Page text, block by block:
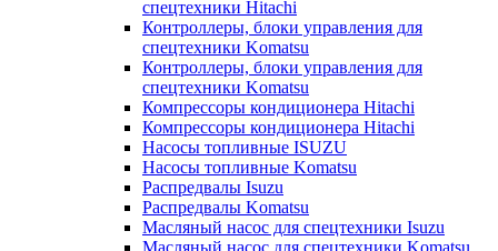
спецтехники Hitachi
Контроллеры, блоки управления для
спецтехники Komatsu
Контроллеры, блоки управления для
спецтехники Komatsu
Компрессоры кондиционера Hitachi
Компрессоры кондиционера Hitachi
Насосы топливные ISUZU
Насосы топливные Komatsu
Распредвалы Isuzu
Распредвалы Komatsu
Масляный насос для спецтехники Isuzu
Масляный насос для спецтехники Komatsu